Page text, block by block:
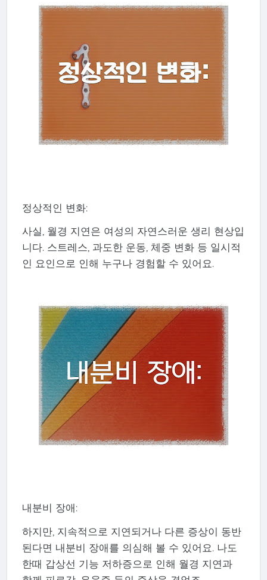
정상적인 변화:
사실, 월경 지연은 여성의 자연스러운 생리 현상입
니다. 스트레스, 과도한 운동, 체중 변화 등 일시적
인 요인으로 인해 누구나 경험할 수 있어요.
내분비 장애:
하지만, 지속적으로 지연되거나 다른 증상이 동반
된다면 내분비 장애를 의심해 볼 수 있어요. 나도
한때 갑상선 기능 저하증으로 인해 월경 지연과